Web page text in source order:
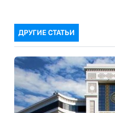
ДРУГИЕ СТАТЬИ